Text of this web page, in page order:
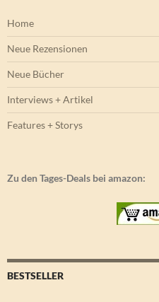
Home
Neue Rezensionen
Neue Bücher
Interviews + Artikel
Features + Storys
Zu den Tages-Deals bei amazon:
BESTSELLER